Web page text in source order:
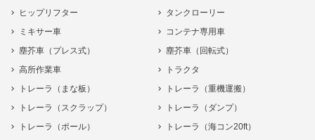
ヒップリフター
タンクローリー
ミキサー車
コンテナ専用車
塵芥車（プレス式）
塵芥車（回転式）
高所作業車
トラクタ
トレーラ（まな板）
トレーラ（重機運搬）
トレーラ（スクラップ）
トレーラ（ダンプ）
トレーラ（ポール）
トレーラ（海コン20ft）